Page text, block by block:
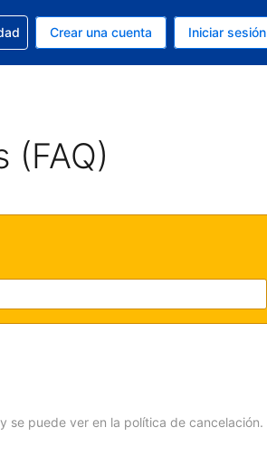
Peso argentino
usando es Español (Argentina)
tu reservaCrear una cuenta Iniciar sesión
se puede ver en la política de cancelación.